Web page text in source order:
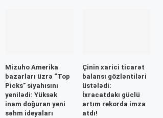
Mizuho Amerika
bazarları üzrə “Top
Picks” siyahısını
yenilədi: Yüksək
inam doğuran yeni
səhm ideyaları
Çinin xarici ticarət
balansı gözləntiləri
üstələdi:
İxracatdakı güclü
artım rekorda imza
atdı!